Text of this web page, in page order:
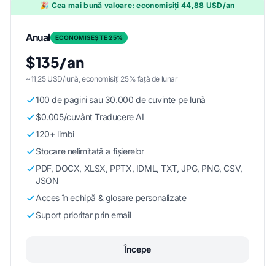
🎉 Cea mai bună valoare: economisiți 44,88 USD/an
Anual ECONOMISEȘTE 25%
$135/an
~11,25 USD/lună, economisiți 25% față de lunar
100 de pagini sau 30.000 de cuvinte pe lună
$0.005/cuvânt Traducere AI
120+ limbi
Stocare nelimitată a fișierelor
PDF, DOCX, XLSX, PPTX, IDML, TXT, JPG, PNG, CSV,
JSON
Acces în echipă & glosare personalizate
Suport prioritar prin email
Începe